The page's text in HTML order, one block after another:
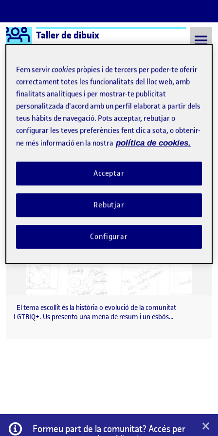
Saltar al contingut
Logo Ágora
Taller de dibuix
Semestre 20211 - Aula 1 Dibuixar per transformar
Dibuixar per transformar
Sense títol
Publicat per
Mailém Ferreirós Cúneo
Data de publicació
-1 comentari
El tema escollit és la història o evolució de la comunitat
LGTBIQ+. Us presento una mena de resum i un esbós…
Informació
Formeu part de la comunitat? Accés per
×
Fem servircookies pròpies i de tercers per poder-te oferir
correctament totes les funcionalitats del lloc web, amb
finalitats analítiques i per mostrar-te publicitat
personalitzada d'acord amb un perfil elaborat a partir dels
teus hàbits de navegació. Pots acceptar, rebutjar o
configurar les teves preferències fent clic a sota, o obtenir-
ne més informació en la nostra política de cookies.
Rebutjar
Acceptar
Configurar